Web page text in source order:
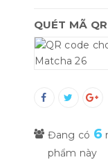
QUÉT MÃ QR
Đang có 6
phẩm này